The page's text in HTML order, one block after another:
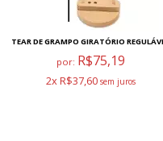
TEAR DE GRAMPO GIRATÓRIO
por: R$75,19
2x R$37,60